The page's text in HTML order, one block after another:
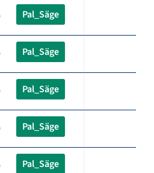
Pal_Säge
Pal_Säge
Pal_Säge
Pal_Säge
Pal_Säge